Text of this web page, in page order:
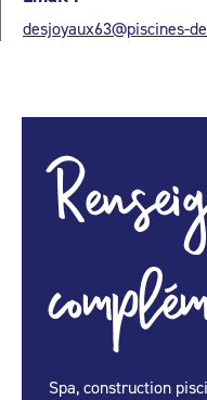
desjoyaux63@piscines-
Spa, construction